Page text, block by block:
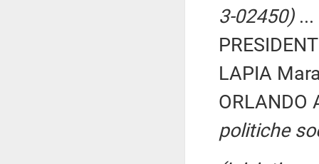
3-02450)...
LAPIA
ORLANDO
politiche